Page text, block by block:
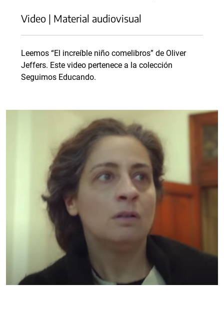
Video | Material audiovisual
Leemos “El increíble niño comelibros” de Oliver
Jeffers. Este video pertenece a la colección
Seguimos Educando.